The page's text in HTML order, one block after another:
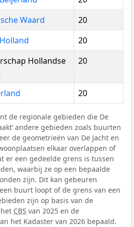
Waard
20
20
Hollandse
20
20
de regionale gebieden die De
andere gebieden zoals buurten
de geometrieën van De Jacht en
elkaar overlappen of
er een gedeelde grens is tussen
waarbij ze op een bepaalde
zijn. Dit kan gebeuren
buurt loopt of de grens van een
zijn op basis van de
CBS van 2025 en de
het Kadaster van 2026 bepaald.